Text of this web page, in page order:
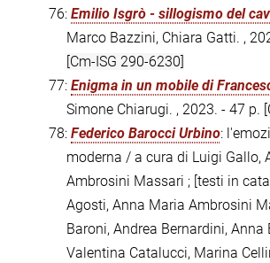
76: Emilio Isgrò - sillogismo del
Marco Bazzini, Chiara Gatti. ,
[Cm-ISG 290-6230]
77: Enigma in un mobile di
Simone Chiarugi. , 2023. - 47 p.
78: Federico Barocci Urbino:
moderna / a cura di Luigi Gallo,
Ambrosini Massari ; [testi in
Agosti, Anna Maria Ambrosini
Baroni, Andrea Bernardini, Anna
Valentina Catalucci, Marina